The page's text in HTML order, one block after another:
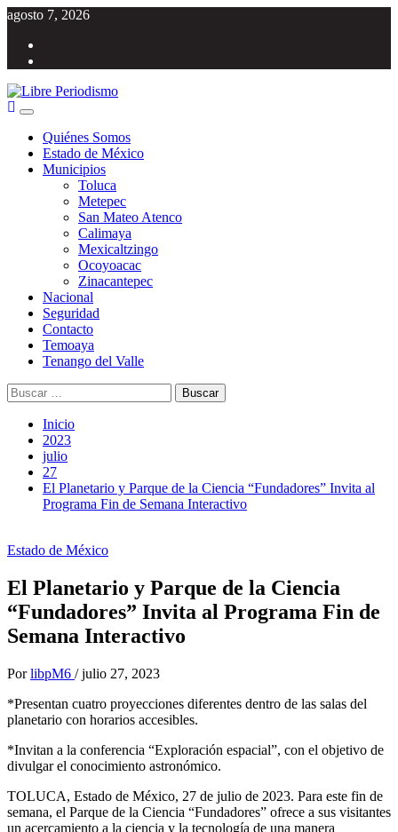
Saltar
contenido
agosto 7, 2026
Menú
principal
Quiénes Somos
Estado de México
Municipios
Toluca
Metepec
San Mateo Atenco
Calimaya
Mexicaltzingo
Ocoyoacac
Zinacantepec
Nacional
Seguridad
Contacto
Temoaya
Tenango del Valle
Buscar:
Inicio
2023
julio
27
El Planetario y Parque de la Ciencia “Fundadores” Invita al
Programa Fin de Semana Interactivo
Estado de México
El Planetario y Parque de la Ciencia
“Fundadores” Invita al Programa Fin de
Semana Interactivo
Por libpM6 / julio 27, 2023
*Presentan cuatro proyecciones diferentes dentro de las salas del
planetario con horarios accesibles.
*Invitan a la conferencia “Exploración espacial”, con el objetivo de
divulgar el conocimiento astronómico.
TOLUCA, Estado de México, 27 de julio de 2023. Para este fin de
semana, el Parque de la Ciencia “Fundadores” ofrece a sus visitantes
un acercamiento a la ciencia y la tecnología de una manera